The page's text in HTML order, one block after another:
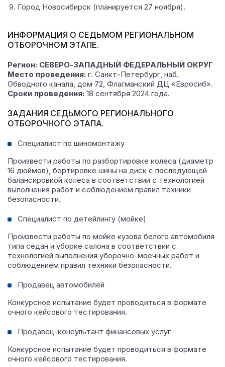
Город Новосибирск (планируется 27 ноября).
ИНФОРМАЦИЯ О СЕДЬМОМ РЕГИОНАЛЬНОМ
ОТБОРОЧНОМ ЭТАПЕ.
Регион: СЕВЕРО-ЗАПАДНЫЙ ФЕДЕРАЛЬНЫЙ ОКРУГ
Место проведения: г. Санкт-Петербург, наб.
Обводного канала, дом 72, Флагманский ДЦ «Евросиб».
Сроки проведения: 18 сентября 2024 года.
ЗАДАНИЯ СЕДЬМОГО РЕГИОНАЛЬНОГО
ОТБОРОЧНОГО ЭТАПА.
Специалист по шиномонтажу
Произвести работы по разбортировке колеса (диаметр
16 дюймов), бортировке шины на диск с последующей
балансировкой колеса в соответствии с технологией
выполнения работ и соблюдением правил техники
безопасности.
Специалист по детейлингу (мойке)
Произвести работы по мойке кузова белого автомобиля
типа седан и уборке салона в соответствии с
технологией выполнения уборочно-моечных работ и
соблюдением правил техники безопасности.
Продавец автомобилей
Конкурсное испытание будет проводиться в формате
очного кейсового тестирования.
Продавец-консультант финансовых услуг
Конкурсное испытание будет проводиться в формате
очного кейсового тестирования.